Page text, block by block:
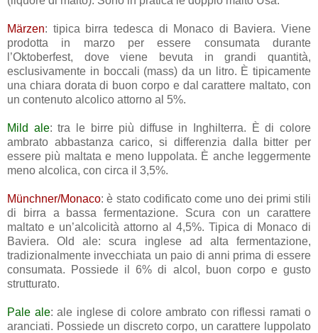
Märzen: tipica birra tedesca di Monaco di Baviera. Viene
prodotta in marzo per essere consumata durante
l’Oktoberfest, dove viene bevuta in grandi quantità,
esclusivamente in boccali (mass) da un litro. È tipicamente
una chiara dorata di buon corpo e dal carattere maltato, con
un contenuto alcolico attorno al 5%.
Mild ale: tra le birre più diffuse in Inghilterra. È di colore
ambrato abbastanza carico, si differenzia dalla bitter per
essere più maltata e meno luppolata. È anche leggermente
meno alcolica, con circa il 3,5%.
Münchner/Monaco: è stato codificato come uno dei primi stili
di birra a bassa fermentazione. Scura con un carattere
maltato e un’alcolicità attorno al 4,5%. Tipica di Monaco di
Baviera. Old ale: scura inglese ad alta fermentazione,
tradizionalmente invecchiata un paio di anni prima di essere
consumata. Possiede il 6% di alcol, buon corpo e gusto
strutturato.
Pale ale: ale inglese di colore ambrato con riflessi ramati o
aranciati. Possiede un discreto corpo, un carattere luppolato